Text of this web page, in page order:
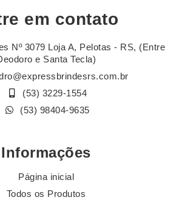
em contato
Nº 3079 Loja A, Pelotas - RS, (Entre
e Santa Tecla)
(53) 3229-1554
(53) 98404-9635
Informações
Página inicial
Todos os Produtos